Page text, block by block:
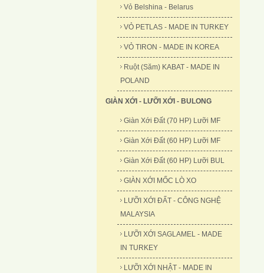
Vỏ Belshina - Belarus
VỎ PETLAS - MADE IN TURKEY
VỎ TIRON - MADE IN KOREA
Ruột (Săm) KABAT - MADE IN
POLAND
GIÀN XỚI - LƯỠI XỚI - BULONG
Giàn Xới Đất (70 HP) Lưỡi MF
Giàn Xới Đất (60 HP) Lưỡi MF
Giàn Xới Đất (60 HP) Lưỡi BUL
GIÀN XỚI MỐC LÒ XO
LƯỠI XỚI ĐẤT - CÔNG NGHỆ
MALAYSIA
LƯỠI XỚI SAGLAMEL - MADE
IN TURKEY
LƯỠI XỚI NHẬT - MADE IN